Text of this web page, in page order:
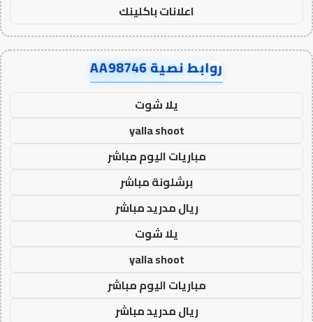
اعلانات باكلينك
روابط نصية AA98746
يلا شوت
yalla shoot
مباريات اليوم مباشر
برشلونة مباشر
ريال مدريد مباشر
يلا شوت
yalla shoot
مباريات اليوم مباشر
ريال مدريد مباشر